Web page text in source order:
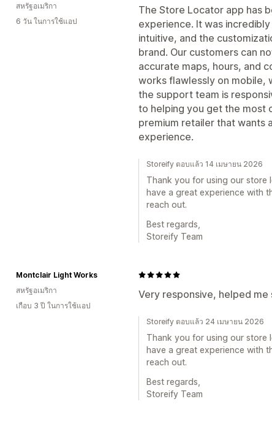
The Store Locator app has
experience. It was
intuitive, and the
brand. Our customers can
accurate maps, hours, and
works flawlessly on mobile,
the support team is
to helping you get the most
premium retailer that wants
experience.
สหรัฐอเมริกา
6 วัน ในการใช้แอป
Storeify ตอบแล้ว 14 เมษายน 2026
Thank you for using our store
have a great experience with
reach out.
Best regards,
Storeify Team
Very responsive, helped
Montclair Light Works
สหรัฐอเมริกา
เกือบ 3 ปี ในการใช้แอป
Storeify ตอบแล้ว 24 เมษายน 2026
Thank you for using our store
have a great experience with
reach out.
Best regards,
Storeify Team